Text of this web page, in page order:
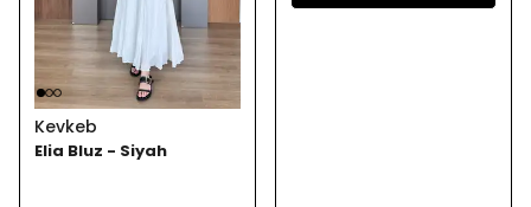
Kevkeb
Elia Bluz - Siyah